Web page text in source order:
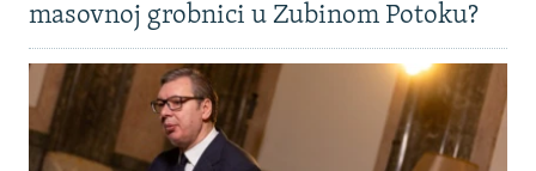
masovnoj grobnici u Zubinom Potoku?